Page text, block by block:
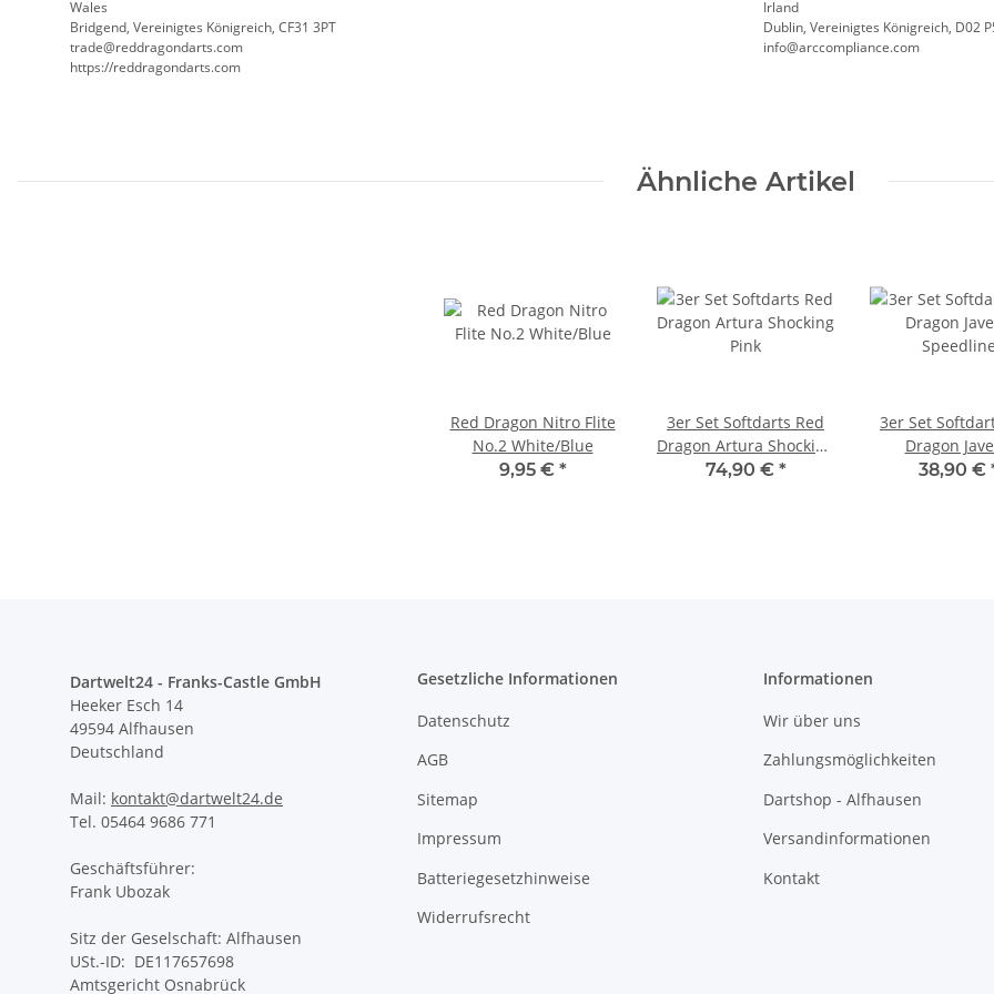
Wales
Bridgend, Vereinigtes Königreich, CF31 3PT
trade@reddragondarts.com
https://reddragondarts.com
Irland
Dublin, Vereinigtes Königreich, D02
info@arccompliance.com
Ähnliche Artikel
Red Dragon Nitro Flite
No.2 White/Blue
9,95 € *
3er Set Softdarts Red
Dragon Artura Shocking
Pink
74,90 € *
3er Set
Dragon
38,90 €
Dartwelt24 - Franks-Castle GmbH
Heeker Esch 14
49594 Alfhausen
Deutschland
Mail: kontakt@dartwelt24.de
Tel. 05464 9686 771
Geschäftsführer:
Frank Ubozak
Sitz der Geselschaft: Alfhausen
USt.-ID: DE117657698
Amtsgericht Osnabrück
Gesetzliche Informationen
Datenschutz
AGB
Sitemap
Impressum
Batteriegesetzhinweise
Widerrufsrecht
Informationen
Wir über uns
Zahlungsmöglichkeiten
Dartshop - Alfhausen
Versandinformationen
Kontakt